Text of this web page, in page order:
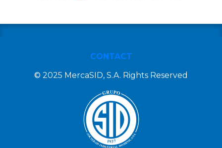
CONTACT
© 2025 MercaSID, S.A. Rights Reserved